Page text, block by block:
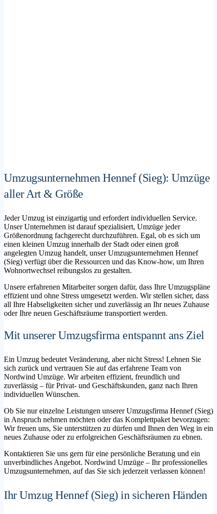
Umzugsunternehmen Hennef (Sieg): Umzüge
aller Art & Größe
Jeder Umzug ist einzigartig und erfordert individuellen Service.
Unser Unternehmen ist darauf spezialisiert, Umzüge jeder
Größenordnung fachgerecht durchzuführen. Egal, ob es sich um
einen kleinen Umzug innerhalb der Stadt oder einen groß
angelegten Umzug handelt, unser Umzugsunternehmen Hennef
(Sieg) verfügt über die Ressourcen und das Know-how, um Ihren
Wohnortwechsel reibungslos zu gestalten.
Unsere erfahrenen Mitarbeiter sorgen dafür, dass Ihre Umzugspläne
effizient und ohne Stress umgesetzt werden. Wir stellen sicher, dass
all Ihre Habseligkeiten sicher und zuverlässig an Ihr neues Zuhause
oder Ihre neuen Geschäftsräume transportiert werden.
Mit unserer Umzugsfirma entspannt ans Ziel
Ein Umzug bedeutet Veränderung, aber nicht Stress! Lehnen Sie
sich zurück und vertrauen Sie auf das erfahrene Team von
Nordwind Umzüge. Wir arbeiten effizient, freundlich und
zuverlässig – für Privat- und Geschäftskunden, ganz nach Ihren
individuellen Wünschen.
Ob Sie nur einzelne Leistungen unserer Umzugsfirma Hennef (Sieg)
in Anspruch nehmen möchten oder das Komplettpaket bevorzugen:
Wir freuen uns, Sie unterstützen zu dürfen und Ihnen den Weg in ein
neues Zuhause oder zu erfolgreichen Geschäftsräumen zu ebnen.
Kontaktieren Sie uns gern für eine persönliche Beratung und ein
unverbindliches Angebot. Nordwind Umzüge – Ihr professionelles
Umzugsunternehmen, auf das Sie sich jederzeit verlassen können!
Ihr Umzug Hennef (Sieg) in sicheren Händen